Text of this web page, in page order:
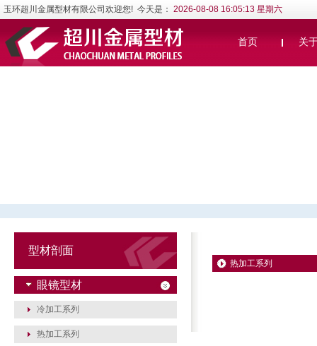
玉环超川金属型材有限公司欢迎您! 今天是： 2026-08-08 16:05:13 星期六
首页 关
型材剖面
眼镜型材
冷加工系列
热加工系列
热加工系列